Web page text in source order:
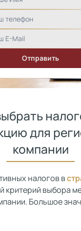
для
компании
налогов в
критерий выбора
Большое